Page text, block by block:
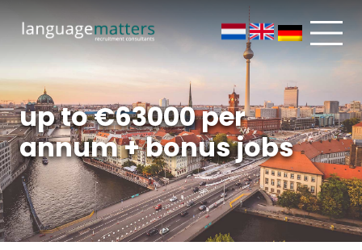
up to €63000 per
annum + bonus jobs